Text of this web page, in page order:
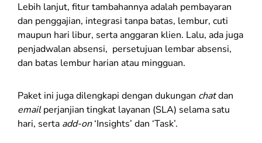
Lebih lanjut, fitur tambahannya adalah pembayaran
dan penggajian, integrasi tanpa batas, lembur, cuti
maupun hari libur, serta anggaran klien. Lalu, ada juga
penjadwalan absensi, persetujuan lembar absensi,
dan batas lembur harian atau mingguan.
Paket ini juga dilengkapi dengan dukungan chatdan
emailperjanjian tingkat layanan (SLA) selama satu
hari, serta add-on‘Insights’ dan ‘Task’.